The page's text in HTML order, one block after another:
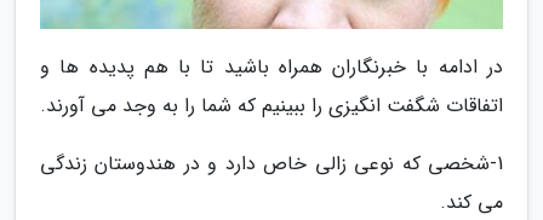
در ادامه با خبرنگاران همراه باشید تا با هم پدیده ها و
اتفاقات شگفت انگیزی را ببینیم که شما را به وجد می آورند.
1-شخصی که نوعی زالی خاص دارد و در هندوستان زندگی
می کند.